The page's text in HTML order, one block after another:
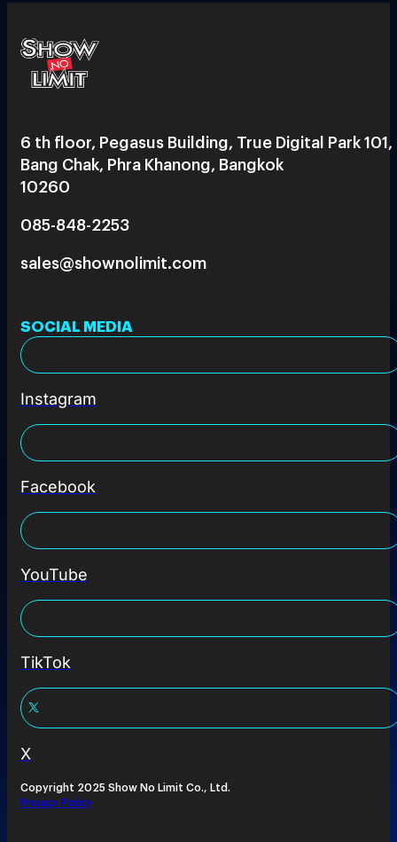
6 th floor, Pegasus Building, True Digital Park 101,
Bang Chak, Phra Khanong, Bangkok
10260
085-848-2253
sales@shownolimit.com
SOCIAL MEDIA
Instagram
Facebook
YouTube
TikTok
X
Copyright 2025 Show No Limit Co., Ltd.
Privacy Policy